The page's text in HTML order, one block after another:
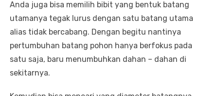
Anda juga bisa memilih bibit yang bentuk batang
utamanya tegak lurus dengan satu batang utama
alias tidak bercabang. Dengan begitu nantinya
pertumbuhan batang pohon hanya berfokus pada
satu saja, baru menumbuhkan dahan – dahan di
sekitarnya.